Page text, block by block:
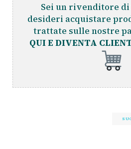
Sei un rivenditore di
desideri acquistare
trattate sulle nostre
QUI E DIVENTA